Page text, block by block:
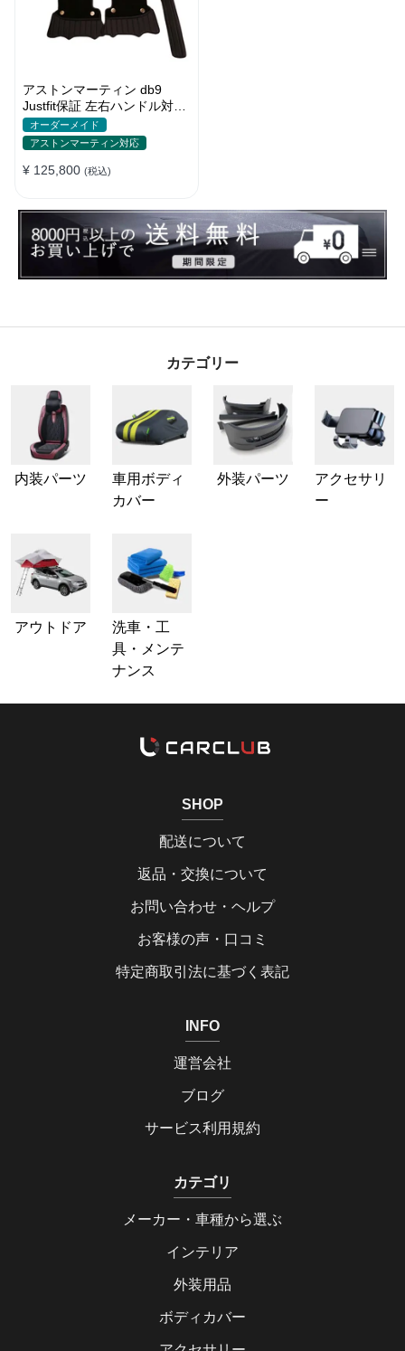
アストンマーティン db9
Justfit保証 左右ハンドル対応
可 高級フロアマット おしゃ
れ
オーダーメイド
アストンマーティン対応
¥ 125,800 (税込)
カテゴリー
内装パーツ
車用ボディ
カバー
外装パーツ
アクセサリ
ー
アウトドア
洗車・工
具・メンテ
ナンス
SHOP
配送について
返品・交換について
お問い合わせ・ヘルプ
お客様の声・口コミ
特定商取引法に基づく表記
INFO
運営会社
ブログ
サービス利用規約
カテゴリ
メーカー・車種から選ぶ
インテリア
外装用品
ボディカバー